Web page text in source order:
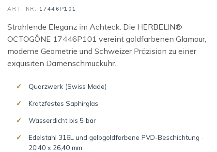
ART.-NR. 17446P101
Strahlende Eleganz im Achteck: Die HERBELIN®
OCTOGÔNE 17446P101 vereint goldfarbenen Glamour,
moderne Geometrie und Schweizer Präzision zu einer
exquisiten Damenschmuckuhr.
Quarzwerk (Swiss Made)
Kratzfestes Saphirglas
Wasserdicht bis 5 bar
Edelstahl 316L und gelbgoldfarbene PVD-Beschichtung ·
20,40 x 26,40 mm